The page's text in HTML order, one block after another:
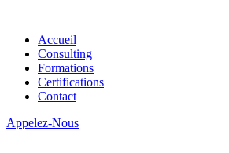
Accueil
Consulting
Formations
Certifications
Contact
Appelez-Nous